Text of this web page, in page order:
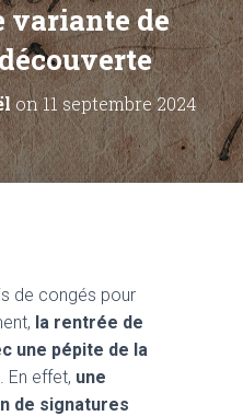
variante de
on11 septembre 2024
de congés pour
la rentrée de
une pépite de la
. En effet, une
de signatures